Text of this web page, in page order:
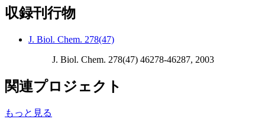
収録刊行物
J. Biol. Chem. 278(47)
J. Biol. Chem. 278(47) 46278-46287, 2003
関連プロジェクト
もっと見る